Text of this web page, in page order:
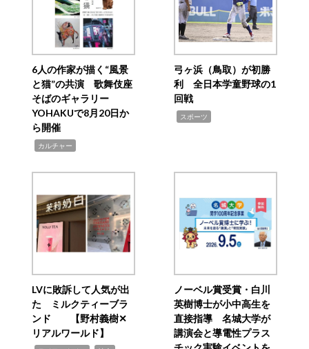
6人の作家が描く“風景
と猫”の共演 歌舞伎座
そばのギャラリー
YOHAKUで8月20日か
ら開催
カルチャー
弓ヶ浜（鳥取）が初勝
利 全日本学童野球の1
回戦
スポーツ
LVに敗訴して人気が出
た ミルクティーブラ
ンド 【野村義樹✕
リアルワールド】
ノーベル賞受賞・白川
英樹博士が小中高生を
直接指導 名城大学が
講演会と導電性プラス